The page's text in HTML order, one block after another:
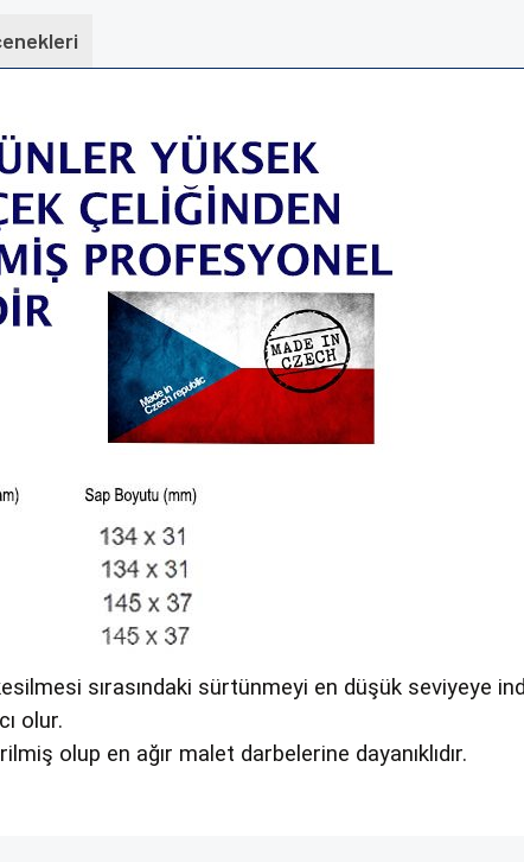
sırasındaki sürtünmeyi en düşük seviyeye
olur.
olup en ağır malet darbelerine dayanıklıdır.